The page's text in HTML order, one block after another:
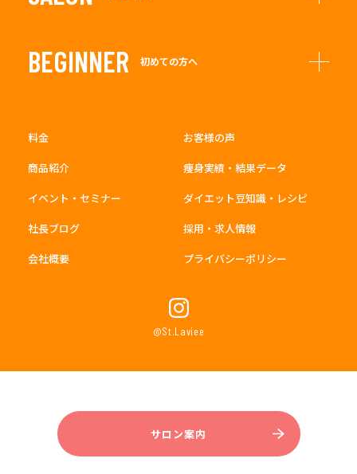
BEGINNER 初めての方へ
料金
お客様の声
商品紹介
痩身実績・結果データ
イベント・セミナー
ダイエット豆知識・レシピ
社長ブログ
採用・求人情報
会社概要
プライバシーポリシー
@St.Laviee
サロン案内